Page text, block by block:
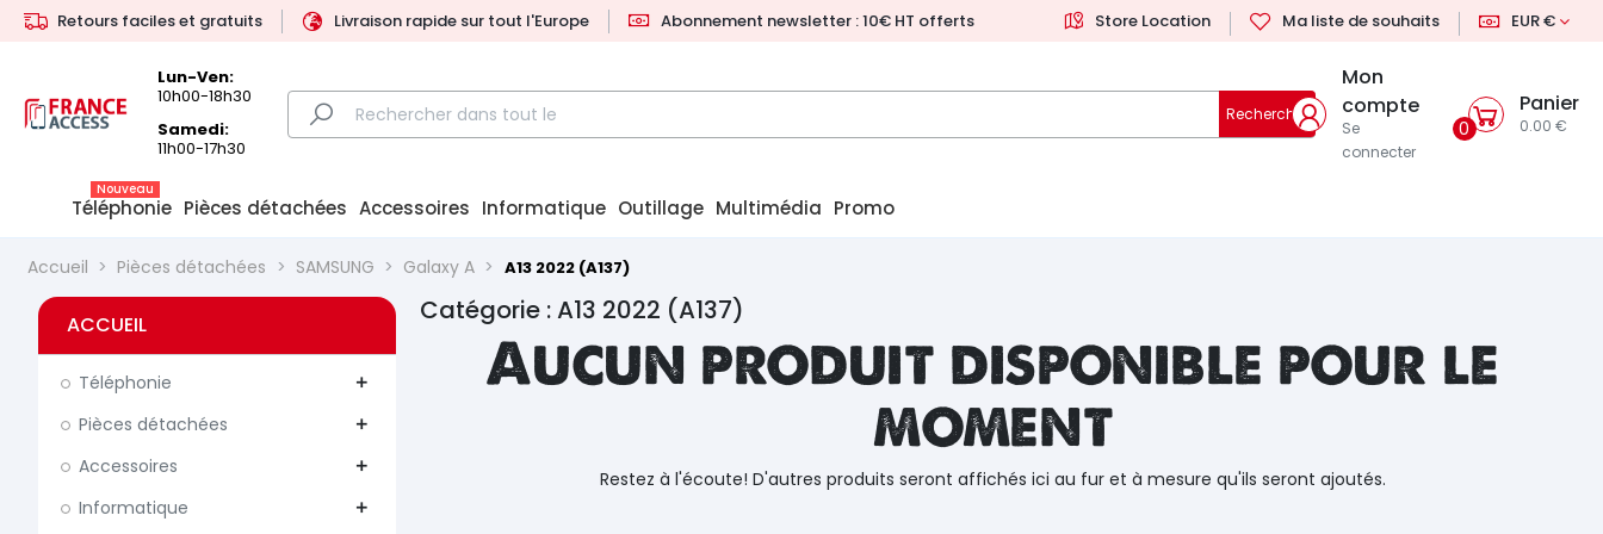
Retours faciles et gratuits Livraison rapide sur tout l'Europe Abonnement newsletter : 10€ HT offerts Store Location Ma liste de souhaits EUR €
Lun-Ven:
10h00-18h30
Samedi:
11h00-17h30
Rechercher
Mon
compte
Se
connecter
0
Panier
0.00 €
Téléphonie
Nouveau
Pièces détachées Accessoires Informatique Outillage Multimédia Promo
Accueil Pièces détachées SAMSUNG Galaxy A A13 2022 (A137)
ACCUEIL
Téléphonie add
Pièces détachées add
Accessoires add
Informatique add
Catégorie : A13 2022 (A137)
Aucun produit disponible pour le
moment
Restez à l'écoute! D'autres produits seront affichés ici au fur et à mesure qu'ils seront ajoutés.